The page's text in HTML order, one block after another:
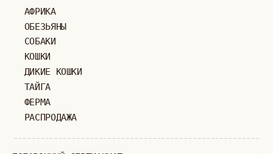
Суб-Вскр: выходной.
Попасть к нам в офис можно только
по предварительной записи
МОСКВА